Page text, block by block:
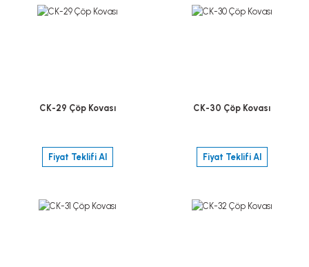
CK-29 Çöp Kovası
Fiyat Teklifi Al
CK-30 Çöp Kovası
Fiyat Teklifi Al